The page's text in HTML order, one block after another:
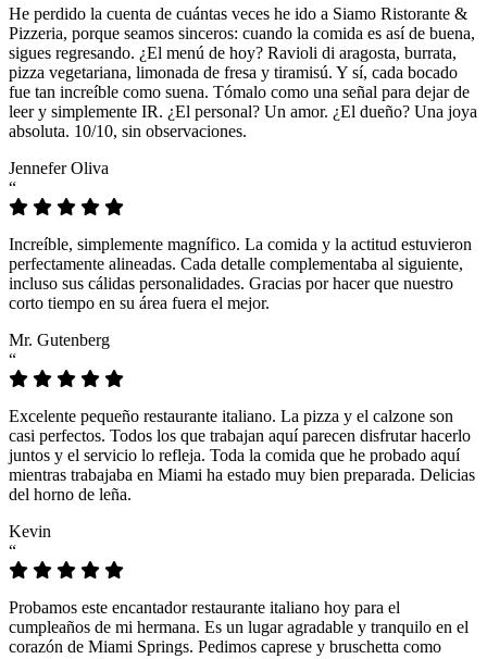
He perdido la cuenta de cuántas veces he ido a Siamo Ristorante &
Pizzeria, porque seamos sinceros: cuando la comida es así de buena,
sigues regresando. ¿El menú de hoy? Ravioli di aragosta, burrata,
pizza vegetariana, limonada de fresa y tiramisú. Y sí, cada bocado
fue tan increíble como suena. Tómalo como una señal para dejar de
leer y simplemente IR. ¿El personal? Un amor. ¿El dueño? Una joya
absoluta. 10/10, sin observaciones.
Jennefer Oliva
“
Increíble, simplemente magnífico. La comida y la actitud estuvieron
perfectamente alineadas. Cada detalle complementaba al siguiente,
incluso sus cálidas personalidades. Gracias por hacer que nuestro
corto tiempo en su área fuera el mejor.
Mr. Gutenberg
“
Excelente pequeño restaurante italiano. La pizza y el calzone son
casi perfectos. Todos los que trabajan aquí parecen disfrutar hacerlo
juntos y el servicio lo refleja. Toda la comida que he probado aquí
mientras trabajaba en Miami ha estado muy bien preparada. Delicias
del horno de leña.
Kevin
“
Probamos este encantador restaurante italiano hoy para el
cumpleaños de mi hermana. Es un lugar agradable y tranquilo en el
corazón de Miami Springs. Pedimos caprese y bruschetta como